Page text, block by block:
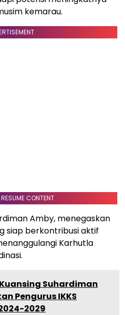
kemarau.
CONTENT
Amby, menegaskan
siap berkontribusi aktif
Karhutla
Suhardiman
Pengurus IKKS
2029